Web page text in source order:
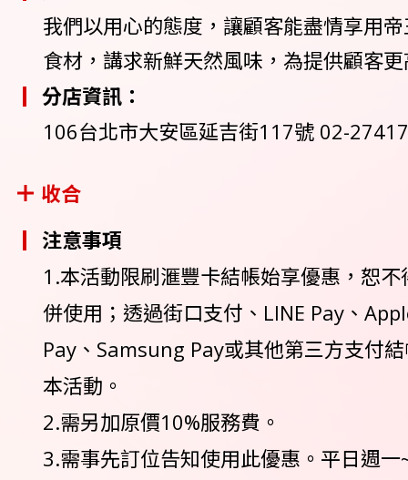
我們以用心的態度，讓顧客能盡情享用
食材，講求新鮮天然風味，為提供顧客
分店資訊：
106台北市大安區延吉街117號 02-
收合
注意事項
1.本活動限刷滙豐卡結帳始享優惠，恕
併使用；透過街口支付、LINE Pay、
Pay、Samsung Pay或其他第三方支付
本活動。
2.需另加原價10%服務費。
3.需事先訂位告知使用此優惠。平日週